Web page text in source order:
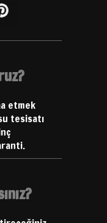
etmek
tesisatı